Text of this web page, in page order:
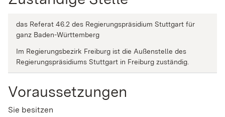
das Referat 46.2 des Regierungspräsidium Stuttgart für
ganz Baden-Württemberg
Im Regierungsbezirk Freiburg ist die Außenstelle des
Regierungspräsidiums Stuttgart in Freiburg zuständig.
Voraussetzungen
Sie besitzen